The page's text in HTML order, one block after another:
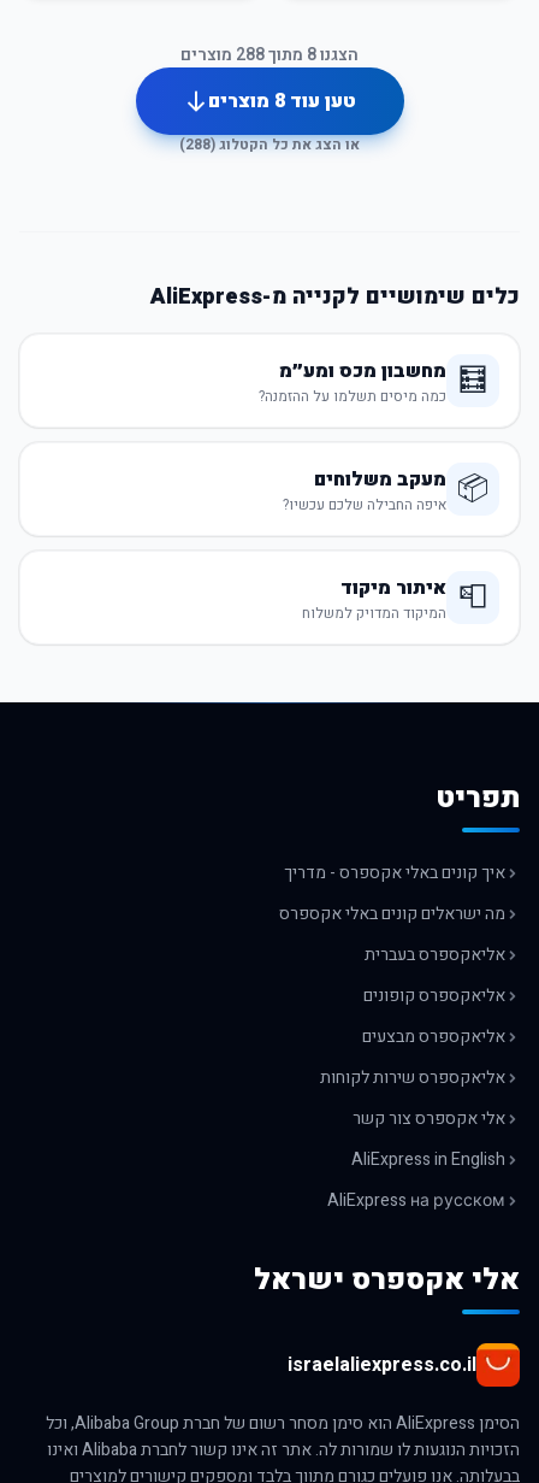
הצגנו8 מתוך288 מוצרים
טען עוד8 מוצרים
או הצג את כל הקטלוג (288
)
כלים שימושיים לקנייה מ-AliExpress
🧮 מחשבון מכס ומע״מ
כמה מיסים תשלמו על ההזמנה?
📦 מעקב משלוחים
איפה החבילה שלכם עכשיו?
📮 איתור מיקוד
המיקוד המדויק למשלוח
תפריט
איך קונים באלי אקספרס - מדריך
מה ישראלים קונים באלי אקספרס
אליאקספרס בעברית
אליאקספרס קופונים
אליאקספרס מבצעים
אליאקספרס שירות לקוחות
אלי אקספרס צור קשר
AliExpress in English
AliExpress на русском
אלי אקספרס ישראל
israelaliexpress.co.il
הסימן AliExpress הוא סימן מסחר רשום של חברת Alibaba Group, וכל
הזכויות הנוגעות לו שמורות לה. אתר זה אינו קשור לחברת Alibaba ואינו
בבעלותה. אנו פועלים כגורם מתווך בלבד ומספקים קישורים למוצרים